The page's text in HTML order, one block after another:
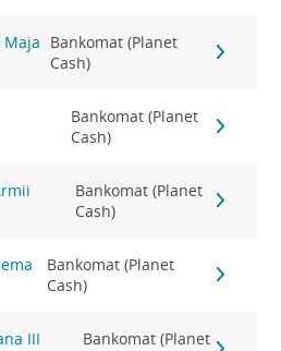
Maja Bankomat (Planet
Cash)
Bankomat (Planet
Cash)
Bankomat (Planet
Cash)
Bankomat (Planet
Cash)
III
Bankomat (Planet